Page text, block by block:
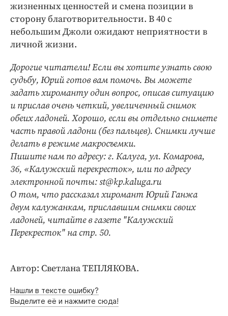
жизненных ценностей и смена позиции в
сторону благотворительности. В 40 с
небольшим Джоли ожидают неприятности в
личной жизни.
Дорогие читатели! Если вы хотите узнать свою
судьбу, Юрий готов вам помочь. Вы можете
задать хироманту один вопрос, описав ситуацию
и прислав очень четкий, увеличенный снимок
обеих ладоней. Хорошо, если вы отдельно снимете
часть правой ладони (без пальцев). Снимки лучше
делать в режиме макросъемки.
Пишите нам по адресу: г. Калуга, ул. Комарова,
36, «Калужский перекресток», или по адресу
электронной почты: st@kp.kaluga.ru
О том, что рассказал хиромант Юрий Ганжа
двум калужанкам, приславшим снимки своих
ладоней, читайте в газете "Калужский
Перекресток" на стр. 50.
Автор: Светлана ТЕПЛЯКОВА.
Нашли в тексте ошибку?
Выделите её и нажмите сюда!